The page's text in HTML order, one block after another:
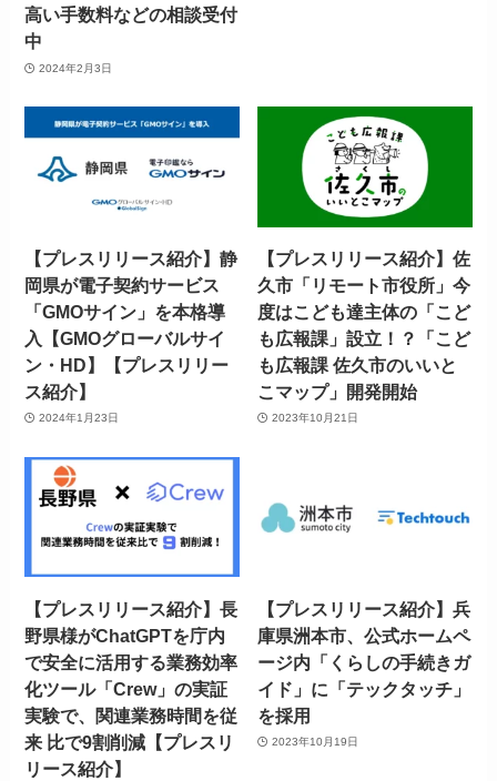
高い手数料などの相談受付
中
2024年2月3日
【プレスリリース紹介】静
岡県が電子契約サービス
「GMOサイン」を本格導
入【GMOグローバルサイ
ン・HD】【プレスリリー
ス紹介】
2024年1月23日
【プレスリリース紹介】佐
久市「リモート市役所」今
度はこども達主体の「こど
も広報課」設立！？「こど
も広報課 佐久市のいいと
こマップ」開発開始
2023年10月21日
【プレスリリース紹介】長
野県様がChatGPTを庁内
で安全に活用する業務効率
化ツール「Crew」の実証
実験で、関連業務時間を従
来 比で9割削減【プレスリ
リース紹介】
【プレスリリース紹介】兵
庫県洲本市、公式ホームペ
ージ内「くらしの手続きガ
イド」に「テックタッチ」
を採用
2023年10月19日